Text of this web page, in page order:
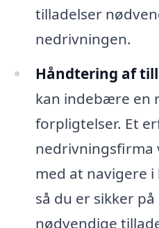
tilladelser
nedrivningen.
Håndtering af
kan indebære en
forpligtelser. Et
nedrivningsfirma
med at navigere i
så du er sikker
nødvendige